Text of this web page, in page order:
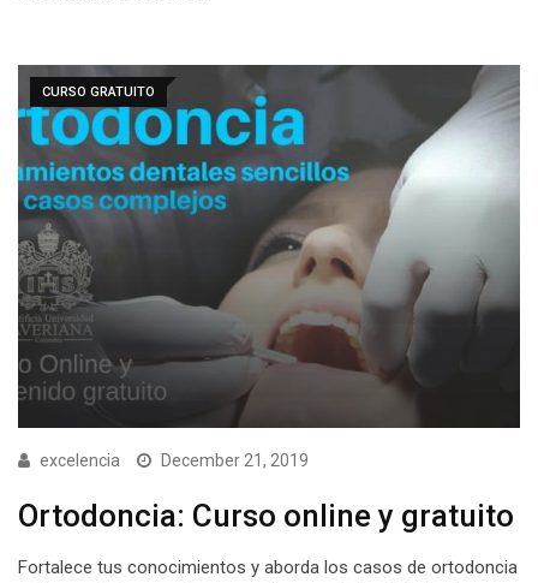
CURSO GRATUITO
excelencia December 21, 2019
Ortodoncia: Curso online y gratuito
Fortalece tus conocimientos y aborda los casos de ortodoncia